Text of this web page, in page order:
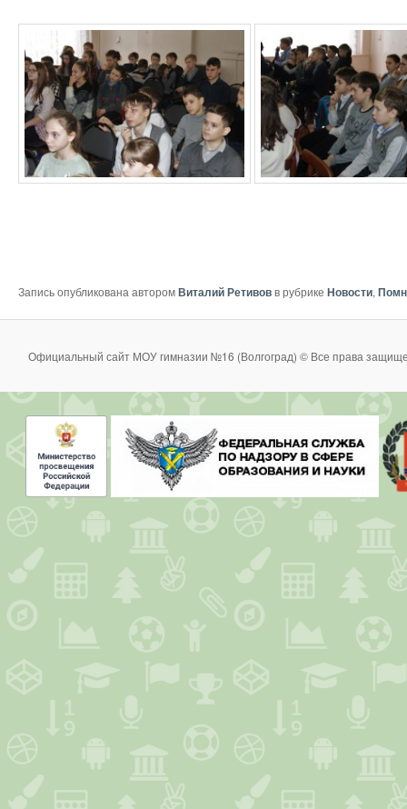
Запись опубликована авторомВиталий Ретивовв рубрике Новости,
Официальный сайт МОУ гимназии №16 (Волгоград) © Все права